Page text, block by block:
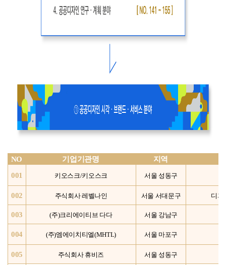
NO 기업기관명 지역
001 키오스크/키오스크 서울 성동구
002 주식회사 레벨나인 서울 서대문구 디자
003 (주)크리에이티브 다다 서울 강남구
004 (주)엠에이치티엘(MHTL) 서울 마포구
005 주식회사 휴비즈 서울 성동구